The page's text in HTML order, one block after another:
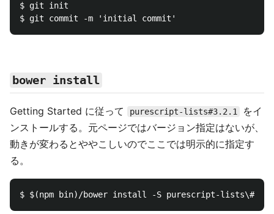
$ git init
bower install
Getting Started に従って purescript-lists#3.2.1
をイ
ンストールする。元ページではバージョン指定はないが、
動きが変わるとややこしいのでここでは明示的に指定す
る。